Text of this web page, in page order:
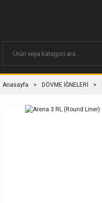
Anasayfa DÖVME İĞNELERİ